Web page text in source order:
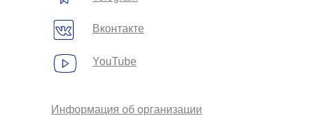
Информация об организации
Вконтакте
YouTube